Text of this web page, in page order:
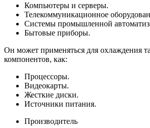
Компьютеры и серверы.
Телекоммуникационное
Системы промышленной
Бытовые приборы.
Он может применяться для охлаждения
компонентов, как:
Процессоры.
Видеокарты.
Жесткие диски.
Источники питания.
Производитель